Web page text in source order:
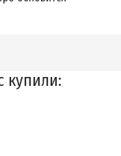
купили: